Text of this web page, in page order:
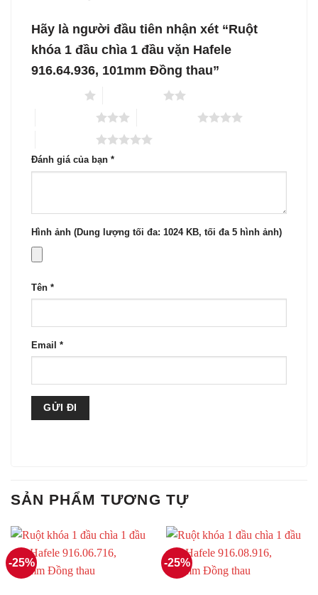
Hãy là người đầu tiên nhận xét “Ruột
khóa 1 đầu chìa 1 đầu vặn Hafele
916.64.936, 101mm Đồng thau”
Đánh giá của bạn *
Hình ảnh (Dung lượng tối đa: 1024 KB, tối đa 5 hình ảnh)
Tên *
Email *
SẢN PHẨM TƯƠNG TỰ
-25% -25%